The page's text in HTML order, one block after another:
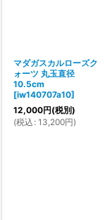
マダガスカルローズク
ォーツ 丸玉直径
10.5cm
[iw140707a10]
12,000円(税別)
(税込 : 13,200円)